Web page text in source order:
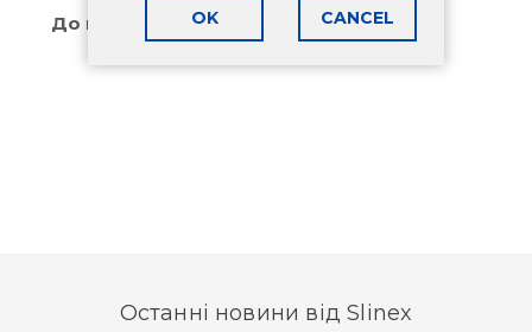
До нових зустрічей!
OK CANCEL
Останні новини від Slinex